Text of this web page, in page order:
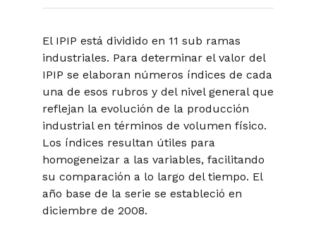
El IPIP está dividido en 11 sub ramas
industriales. Para determinar el valor del
IPIP se elaboran números índices de cada
una de esos rubros y del nivel general que
reflejan la evolución de la producción
industrial en términos de volumen físico.
Los índices resultan útiles para
homogeneizar a las variables, facilitando
su comparación a lo largo del tiempo. El
año base de la serie se estableció en
diciembre de 2008.